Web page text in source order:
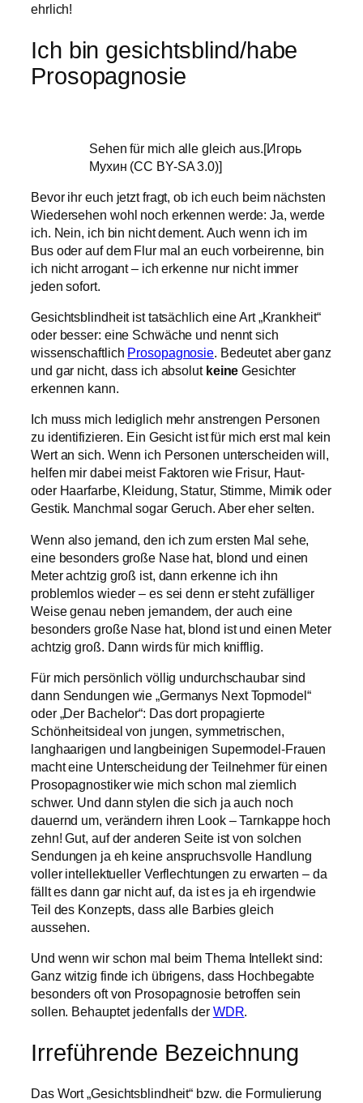
ehrlich!
Ich bin gesichtsblind/habe
Prosopagnosie
Sehen für mich alle gleich aus.[Игорь
Мухин (CC BY-SA 3.0)]
Bevor ihr euch jetzt fragt, ob ich euch beim nächsten
Wiedersehen wohl noch erkennen werde: Ja, werde
ich. Nein, ich bin nicht dement. Auch wenn ich im
Bus oder auf dem Flur mal an euch vorbeirenne, bin
ich nicht arrogant – ich erkenne nur nicht immer
jeden sofort.
Gesichtsblindheit ist tatsächlich eine Art „Krankheit“
oder besser: eine Schwäche und nennt sich
wissenschaftlich Prosopagnosie. Bedeutet aber ganz
und gar nicht, dass ich absolut keine Gesichter
erkennen kann.
Ich muss mich lediglich mehr anstrengen Personen
zu identifizieren. Ein Gesicht ist für mich erst mal kein
Wert an sich. Wenn ich Personen unterscheiden will,
helfen mir dabei meist Faktoren wie Frisur, Haut-
oder Haarfarbe, Kleidung, Statur, Stimme, Mimik oder
Gestik. Manchmal sogar Geruch. Aber eher selten.
Wenn also jemand, den ich zum ersten Mal sehe,
eine besonders große Nase hat, blond und einen
Meter achtzig groß ist, dann erkenne ich ihn
problemlos wieder – es sei denn er steht zufälliger
Weise genau neben jemandem, der auch eine
besonders große Nase hat, blond ist und einen Meter
achtzig groß. Dann wirds für mich knifflig.
Für mich persönlich völlig undurchschaubar sind
dann Sendungen wie „Germanys Next Topmodel“
oder „Der Bachelor“: Das dort propagierte
Schönheitsideal von jungen, symmetrischen,
langhaarigen und langbeinigen Supermodel-Frauen
macht eine Unterscheidung der Teilnehmer für einen
Prosopagnostiker wie mich schon mal ziemlich
schwer. Und dann stylen die sich ja auch noch
dauernd um, verändern ihren Look – Tarnkappe hoch
zehn! Gut, auf der anderen Seite ist von solchen
Sendungen ja eh keine anspruchsvolle Handlung
voller intellektueller Verflechtungen zu erwarten – da
fällt es dann gar nicht auf, da ist es ja eh irgendwie
Teil des Konzepts, dass alle Barbies gleich
aussehen.
Und wenn wir schon mal beim Thema Intellekt sind:
Ganz witzig finde ich übrigens, dass Hochbegabte
besonders oft von Prosopagnosie betroffen sein
sollen. Behauptet jedenfalls der WDR.
Irreführende Bezeichnung
Das Wort „Gesichtsblindheit“ bzw. die Formulierung